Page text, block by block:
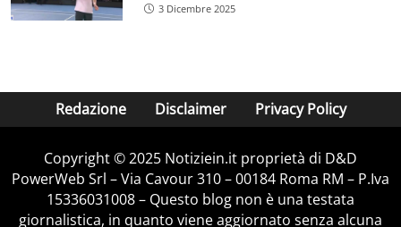
3 Dicembre 2025
Redazione Disclaimer Privacy Policy
Copyright © 2025 Notiziein.it proprietà di D&D
PowerWeb Srl – Via Cavour 310 – 00184 Roma RM – P.Iva
15336031008 – Questo blog non è una testata
giornalistica, in quanto viene aggiornato senza alcuna